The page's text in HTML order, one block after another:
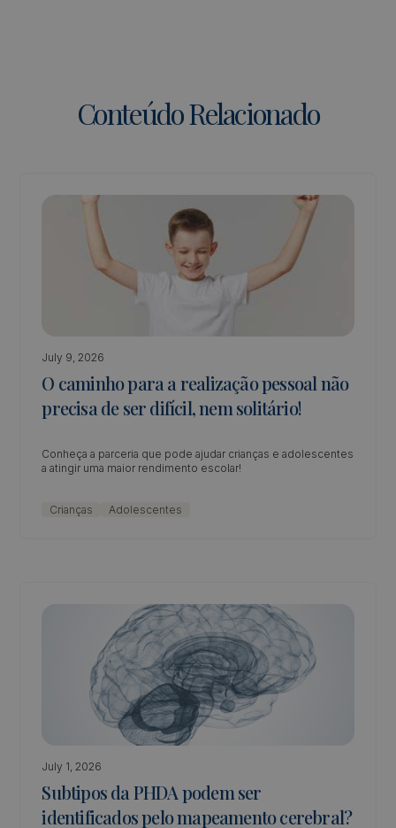
Conteúdo Relacionado
July 9, 2026
O caminho para a realização pessoal não
precisa de ser difícil, nem solitário!
Conheça a parceria que pode ajudar crianças e adolescentes
a atingir uma maior rendimento escolar!
Crianças Adolescentes
July 1, 2026
Subtipos da PHDA podem ser
identificados pelo mapeamento cerebral?